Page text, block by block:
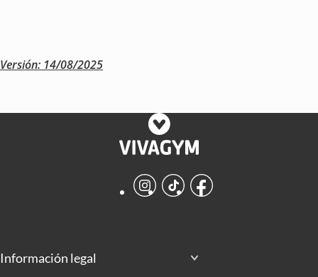
Versión: 14/08/2025
Instagram
TikTokFacebook
Información legal